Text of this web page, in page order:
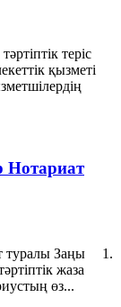
теріс
қызметі
Нотариат
туралы Заңы 1.
жаза
өз...